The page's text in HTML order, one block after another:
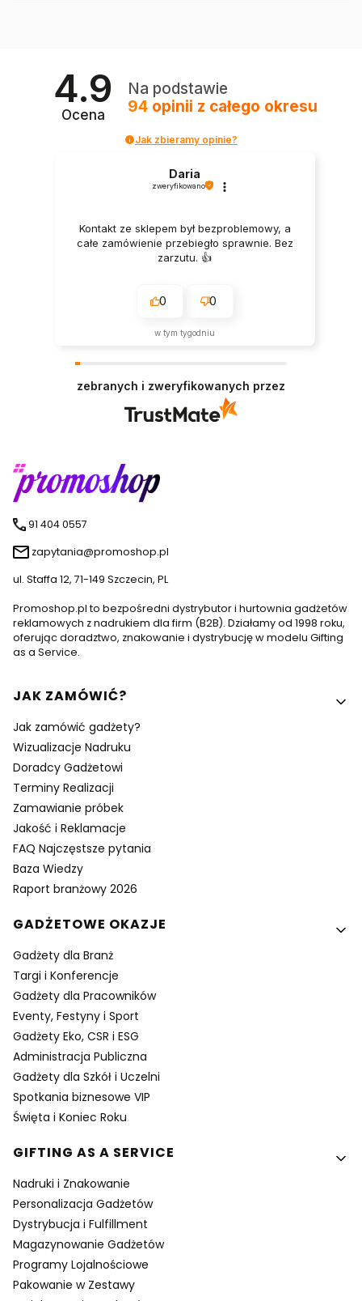
4.9
Ocena
Na podstawie
94 opinii z całego okresu
Jak zbieramy opinie?
Daria
zweryfikowano
Kontakt ze sklepem był bezproblemowy, a
całe zamówienie przebiegło sprawnie. Bez
zarzutu. 👍️
0 0
w tym tygodniu
zebranych i zweryfikowanych przez
91 404 0557
zapytania@promoshop.pl
ul. Staffa 12, 71-149 Szczecin, PL
Promoshop.pl to bezpośredni dystrybutor i hurtownia gadżetów
reklamowych z nadrukiem dla firm (B2B). Działamy od 1998 roku,
oferując doradztwo, znakowanie i dystrybucję w modelu Gifting
as a Service.
Linki w stopce
JAK ZAMÓWIĆ?
Jak zamówić gadżety?
Wizualizacje Nadruku
Doradcy Gadżetowi
Terminy Realizacji
Zamawianie próbek
Jakość i Reklamacje
FAQ Najczęstsze pytania
Baza Wiedzy
Raport branżowy 2026
GADŻETOWE OKAZJE
Gadżety dla Branż
Targi i Konferencje
Gadżety dla Pracowników
Eventy, Festyny i Sport
Gadżety Eko, CSR i ESG
Administracja Publiczna
Gadżety dla Szkół i Uczelni
Spotkania biznesowe VIP
Święta i Koniec Roku
GIFTING AS A SERVICE
Nadruki i Znakowanie
Personalizacja Gadżetów
Dystrybucja i Fulfillment
Magazynowanie Gadżetów
Programy Lojalnościowe
Pakowanie w Zestawy